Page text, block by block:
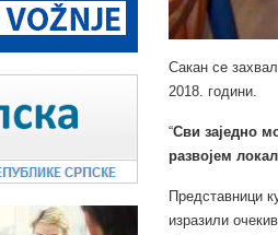
Сакан се
2018. години.
“Сви заједно
развојем
Представници
изразили